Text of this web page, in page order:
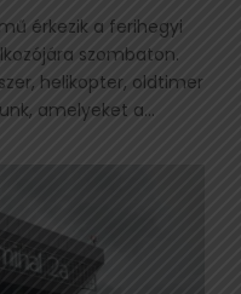
érkezik a ferihegyi
szombaton.
helikopter, oldtimer
amelyeket a...